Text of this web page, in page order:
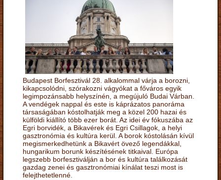
Budapest Borfesztivál 28. alkalommal várja a borozni,
kikapcsolódni, szórakozni vágyókat a főváros egyik
legimpozánsabb helyszínén, a megújuló Budai Várban.
A vendégek nappal és este is káprázatos panoráma
társaságában kóstolhatják meg a közel 200 hazai és
külföldi kiállító több ezer borát. Az idei év fókuszába az
Egri borvidék, a Bikavérek és Egri Csillagok, a helyi
gasztronómia és kultúra kerül. A borok kóstolásán kívül
megismerkedhetünk a Bikavért övező legendákkal,
hungarikum borunk készítésének titkaival. Európa
legszebb borfesztiválján a bor és kultúra találkozását
gazdag zenei és gasztronómiai kínálat teszi most is
felejthetetlenné.